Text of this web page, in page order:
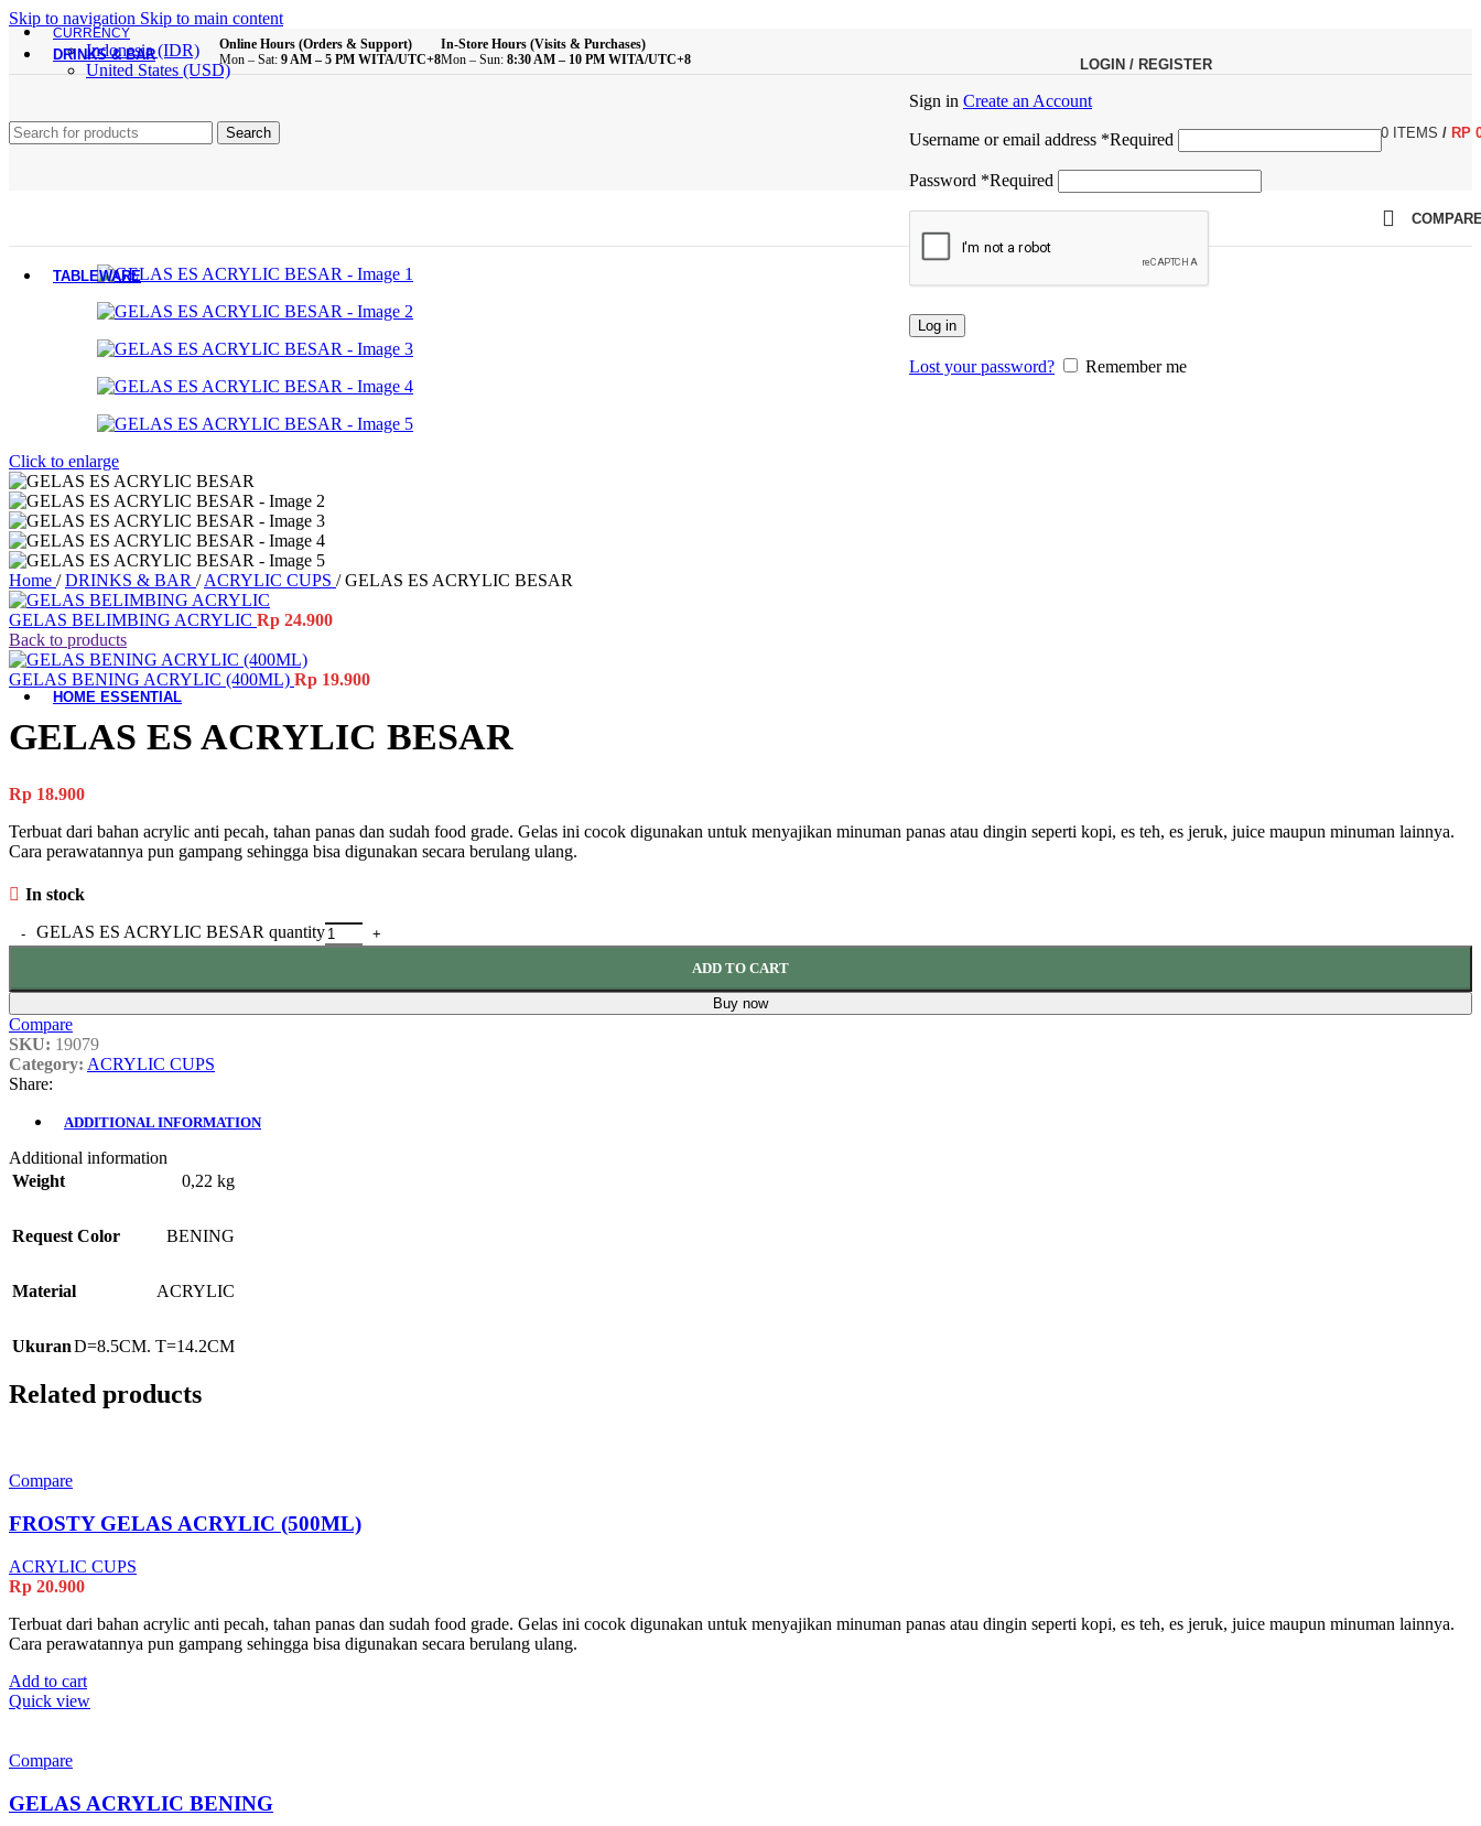
Skip to navigation Skip to main content
CURRENCY
Indonesia (IDR)
United States (USD)
Online Hours (Orders & Support)
Mon – Sat: 9 AM – 5 PM WITA/UTC+8
In-Store Hours (Visits & Purchases)
Mon – Sun: 8:30 AM – 10 PM WITA/UTC+8
Search 0 ITEMS / RP
Brush
Bathroom Essentials
DRINKS & BAR
Plastic Cups
TABLEWARE
All Product
Main Dining Items
Bowls
Cutlery
Material-Based
Woodware
Table Add-ons
Placemat
Coaster
Accessories
HOME ESSENTIAL
All Product
Cleaning Tools
Doormats
Ashtrays
Electrical Items
LOGIN / REGISTER
Sign in Create an Account
Username or email address *Required
Password *Required
Log in
Lost your password? Remember me
Click to enlarge
Home / DRINKS & BAR / ACRYLIC CUPS / GELAS ES ACRYLIC BESAR
GELAS BELIMBING ACRYLIC Rp 24.900
Back to products
GELAS BENING ACRYLIC (400ML) Rp 19.900
GELAS ES ACRYLIC BESAR
Rp 18.900
Terbuat dari bahan acrylic anti pecah, tahan panas dan sudah food grade. Gelas ini cocok digunakan untuk menyajikan minuman panas atau dingin seperti kopi, es teh, es jeruk, juice maupun minuman lainnya.
Cara perawatannya pun gampang sehingga bisa digunakan secara berulang ulang.
In stock
GELAS ES ACRYLIC BESAR quantity
ADD TO CART
Buy now
Compare
SKU: 19079
Category: ACRYLIC CUPS
Share:
ADDITIONAL INFORMATION
Additional information
Weight
0,22 kg
Request Color BENING
Material ACRYLIC
UkuranD=8.5CM. T=14.2CM
Related products
Compare
FROSTY GELAS ACRYLIC (500ML)
ACRYLIC CUPS
Rp 20.900
Terbuat dari bahan acrylic anti pecah, tahan panas dan sudah food grade. Gelas ini cocok digunakan untuk menyajikan minuman panas atau dingin seperti kopi, es teh, es jeruk, juice maupun minuman lainnya.
Cara perawatannya pun gampang sehingga bisa digunakan secara berulang ulang.
Add to cart
Quick view
Compare
GELAS ACRYLIC BENING